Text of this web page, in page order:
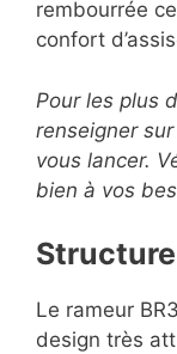
rembourrée
confort
Pour les plus
renseigner sur
vous lancer.
bien à vos
Structure
Le rameur
design très